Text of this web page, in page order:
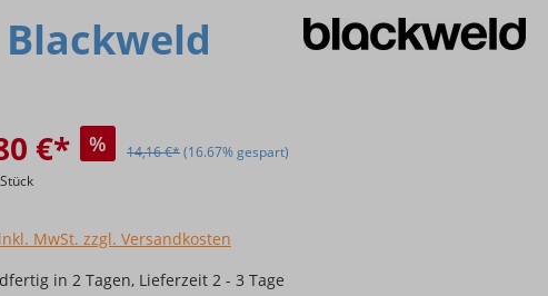
€* % 14,16 €*(16.67% gespart)
MwSt. zzgl. Versandkosten
in 2 Tagen, Lieferzeit 2 - 3 Tage